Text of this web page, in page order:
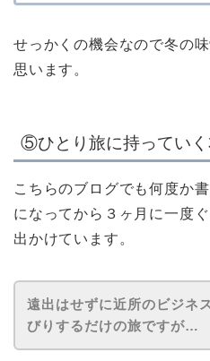
せっかくの機会なので冬の
思います。
⑤ひとり旅に持ってい
こちらのブログでも何度か
になってから３ヶ月に一度
出かけています。
遠出はせずに近所のビジネ
びりするだけの旅ですが…